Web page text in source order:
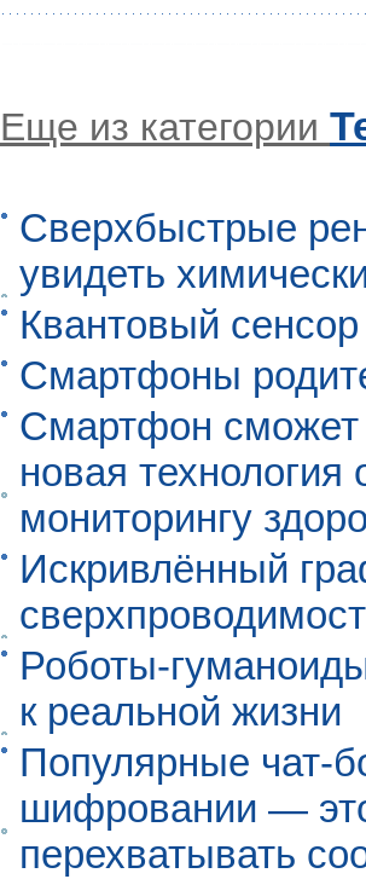
Еще из категории
Сверхбыстрые
увидеть
Квантовый
Смартфоны
Смартфон сможет
новая технология
мониторингу
Искривлённый
Роботы-
к реальной жизни
Популярные чат-
шифровании — это
перехватывать